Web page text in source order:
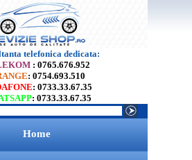
telefonica dedicata:
: 0765.676.952
: 0754.693.510
: 0733.33.67.35
: 0733.33.67.35
Home